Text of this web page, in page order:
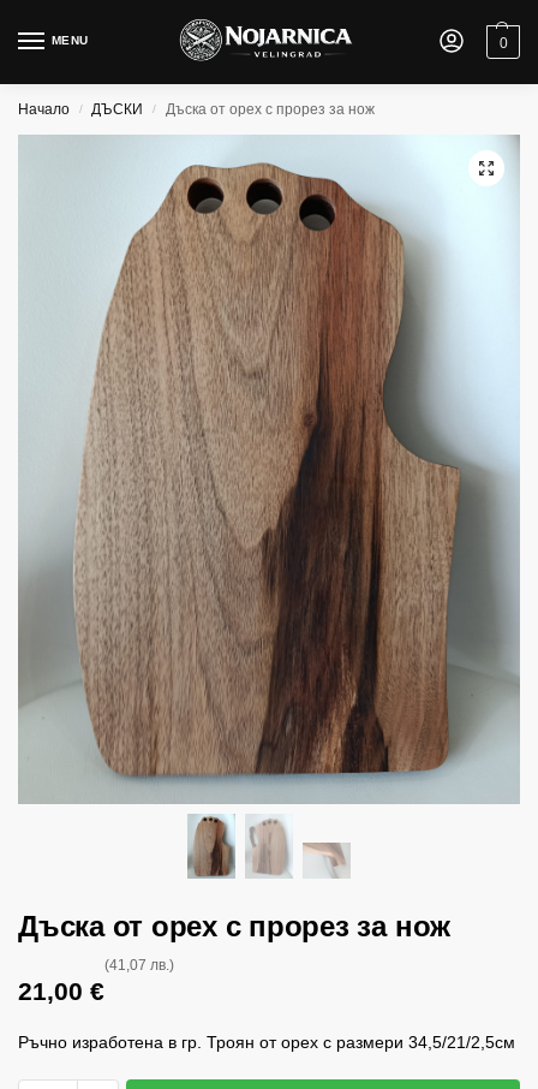
MENU 0
Начало / ДЪСКИ / Дъска от орех с прорез за нож
Дъска от орех с прорез за нож
21,00 €
(41,07 лв.)
Ръчно изработена в гр. Троян от орех с размери 34,5/21/2,5см